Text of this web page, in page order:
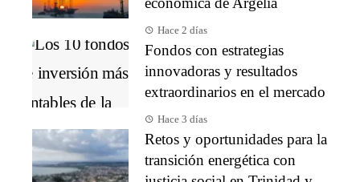
Hace 2 días
Fondos con estrategias
innovadoras y resultados
extraordinarios en el mercado
Hace 3 días
Retos y oportunidades para la
transición energética con